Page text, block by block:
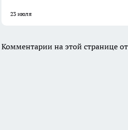
23 июля
Комментарии на этой странице